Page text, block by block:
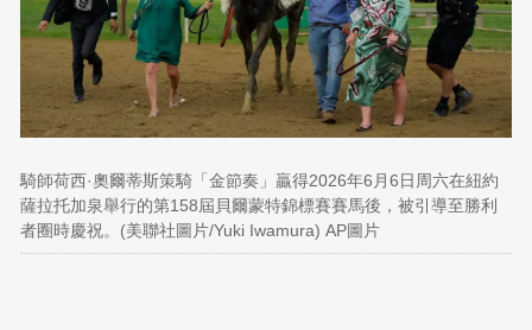
騎師荷西·奧爾蒂斯策騎「金節奏」贏得2026年6月6日周六在紐約
薩拉托加泉舉行的第158屆貝爾蒙特錦標賽賽馬後，被引導至勝利
者圈時慶祝。(美聯社圖片/Yuki Iwamura) AP圖片